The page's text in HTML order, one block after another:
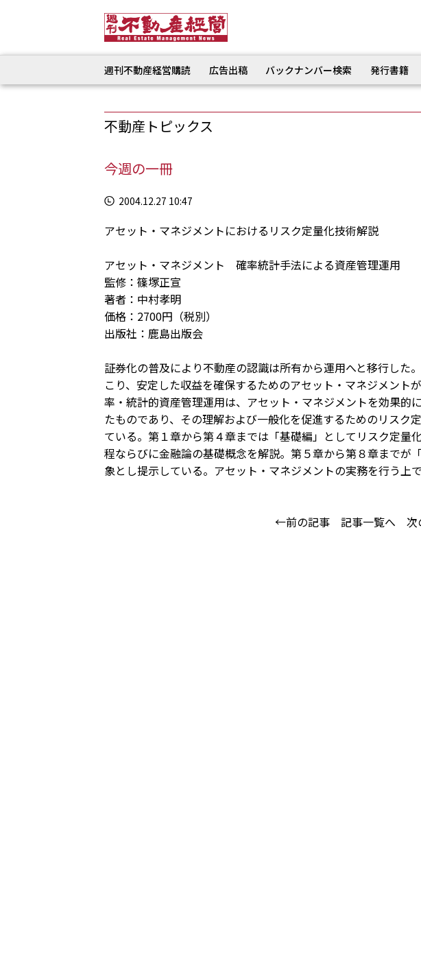
週刊不動産経営購読 広告出稿 バックナンバー検索 発行書籍
不動産トピックス
今週の一冊
2004.12.27 10:47
アセット・マネジメントにおけるリスク定量化技術解説
アセット・マネジメント 確率統計手法による資産管理運用
監修：篠塚正宣
著者：中村孝明
価格：2700円（税別）
出版社：鹿島出版会
証券化の普及により不動産の認識は所有から運用へと移行した
こり、安定した収益を確保するためのアセット・マネジメント
率・統計的資産管理運用は、アセット・マネジメントを効果的
たものであり、その理解および一般化を促進するためのリスク
ている。第１章から第４章までは「基礎編」としてリスク定量
程ならびに金融論の基礎概念を解説。第５章から第８章までが
象とし提示している。アセット・マネジメントの実務を行う上
←前の記事 記事一覧へ